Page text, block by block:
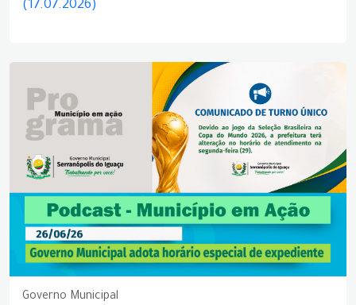
(17.07.2026)
Governo Municipal